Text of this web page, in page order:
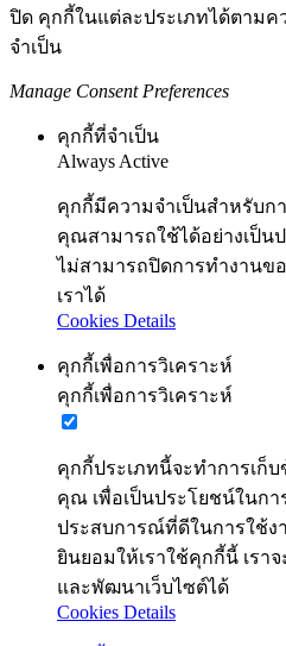
ปิด คุกกี้ในแต่ละประเภทได้ตามค
จำเป็น
Manage Consent Preferences
คุกกี้ที่จำเป็น
Always Active
คุกกี้มีความจำเป็นสำหรับก
คุณสามารถใช้ได้อย่างเป็น
ไม่สามารถปิดการทำงานข
เราได้
Cookies Details
คุกกี้เพื่อการวิเคราะห์
คุกกี้เพื่อการวิเคราะห์
คุกกี้ประเภทนี้จะทำการเก็
คุณ เพื่อเป็นประโยชน์ในก
ประสบการณ์ที่ดีในการใช้ง
ยินยอมให้เราใช้คุกกี้นี้ เรา
และพัฒนาเว็บไซต์ได้
Cookies Details